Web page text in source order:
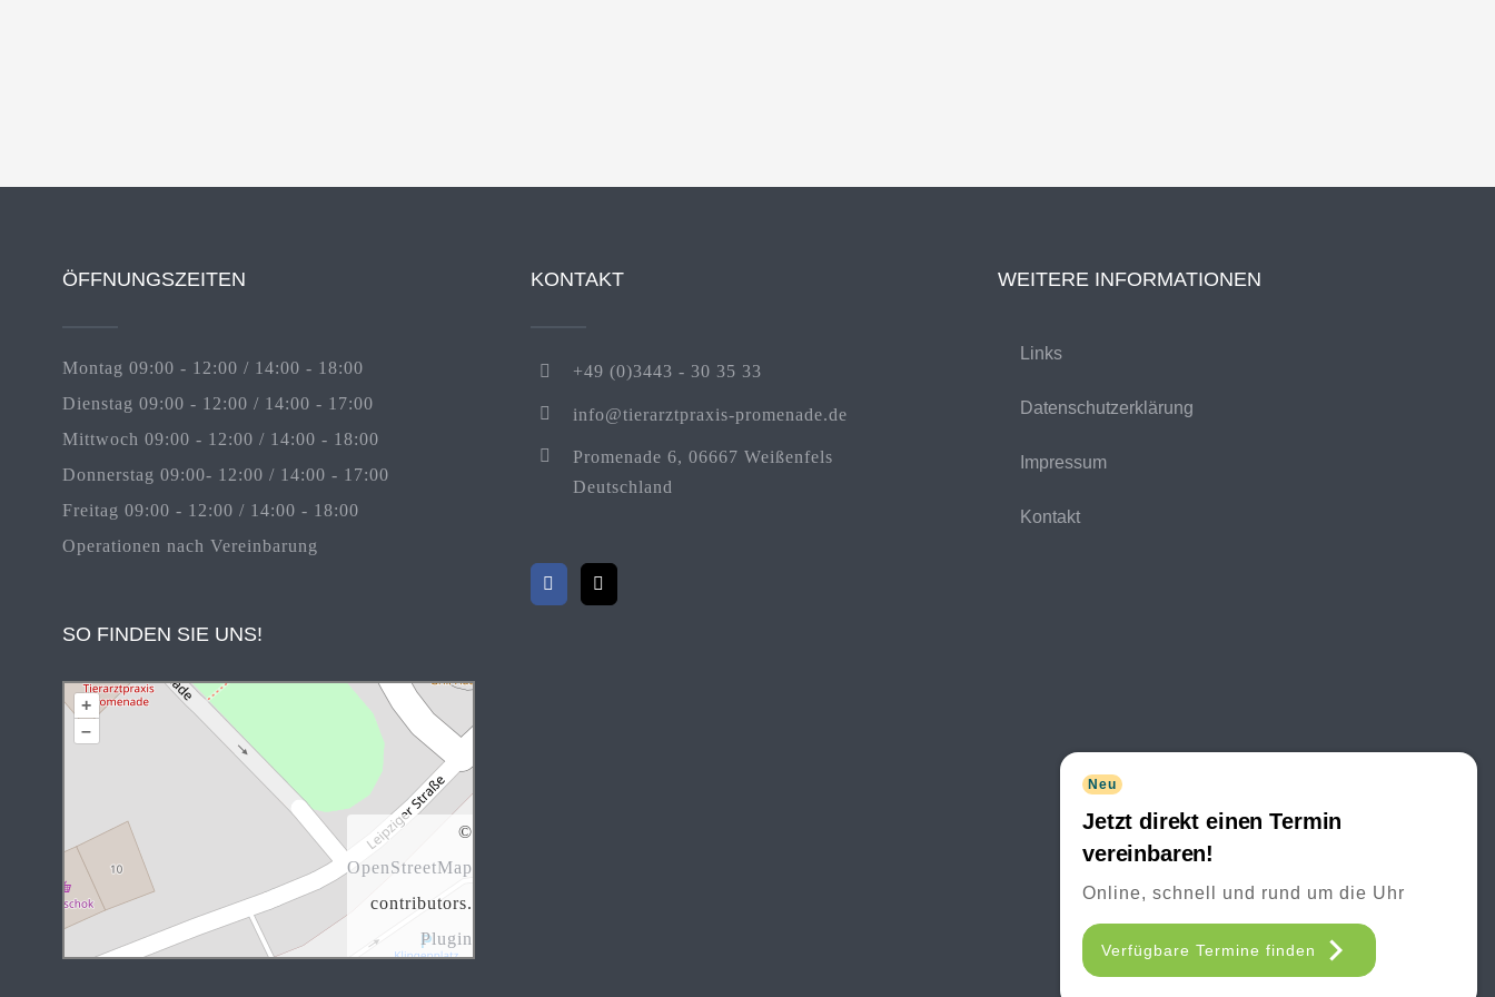
Neu
Jetzt direkt einen Termin
vereinbaren!
Online, schnell und rund um die Uhr
Verfügbare Termine finden
ÖFFNUNGSZEITEN
Montag 09:00 - 12:00 / 14:00 - 18:00
Dienstag 09:00 - 12:00 / 14:00 - 17:00
Mittwoch 09:00 - 12:00 / 14:00 - 18:00
Donnerstag 09:00- 12:00 / 14:00 - 17:00
Freitag 09:00 - 12:00 / 14:00 - 18:00
Operationen nach Vereinbarung
SO FINDEN SIE UNS!
+
–
©
OpenStreetMap
contributors.
Plugin
KONTAKT
+49 (0)3443 - 30 35 33
info@tierarztpraxis-promenade.de
Promenade 6, 06667 Weißenfels
Deutschland
WEITERE INFORMATIONEN
Links
Datenschutzerklärung
Impressum
Kontakt